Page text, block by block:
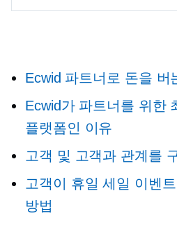
Ecwid 파트너로 돈을 버
Ecwid가 파트너를 위한
플랫폼인 이유
고객 및 고객과 관계를
고객이 휴일 세일 이벤
방법